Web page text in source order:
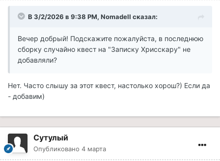
В 3/2/2026 в 9:38 PM, NomadeII сказал:
Вечер добрый! Подскажите пожалуйста, в последнюю
сборку случайно квест на "Записку Хрисскару" не
добавляли?
Нет. Часто слышу за этот квест, настолько хорош?) Если да
- добавим)
Сутулый
Опубликовано 4 марта